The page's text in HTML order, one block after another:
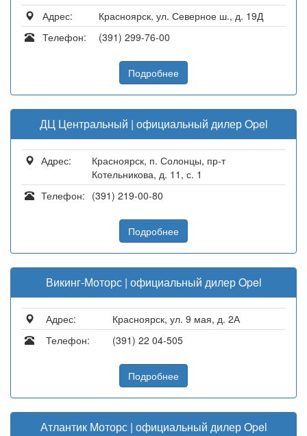
Адрес:
Красноярск, ул. Северное ш., д. 19Д
Телефон:
(391) 299-76-00
Подробнее
ДЦ Центральный | официальный дилер Opel
Адрес:
Красноярск, п. Солонцы, пр-т
Котельникова, д. 11, с. 1
Телефон: (391) 219-00-80
Подробнее
Викинг-Моторс | официальный дилер Opel
Адрес:
Красноярск, ул. 9 мая, д. 2А
Телефон:
(391) 22 04-505
Подробнее
Атлантик Моторс | официальный дилер Opel